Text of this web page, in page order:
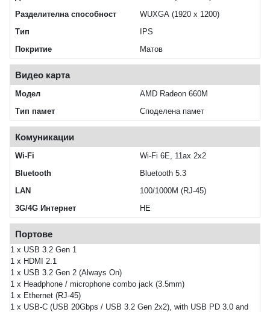
Разделителна способност
WUXGA (1920 x 1200)
Тип
IPS
Покритие
Матов
Видео карта
Модел
AMD Radeon 660M
Тип памет
Споделена памет
Комуникации
Wi-Fi
Wi-Fi 6E, 11ax 2x2
Bluetooth
Bluetooth 5.3
LAN
100/1000M (RJ-45)
3G/4G Интернет
НЕ
Портове
1 x USB 3.2 Gen 1
1 x HDMI 2.1
1 x USB 3.2 Gen 2 (Always On)
1 x Headphone / microphone combo jack (3.5mm)
1 x Ethernet (RJ-45)
1 x USB-C (USB 20Gbps / USB 3.2 Gen 2x2), with USB PD 3.0 and